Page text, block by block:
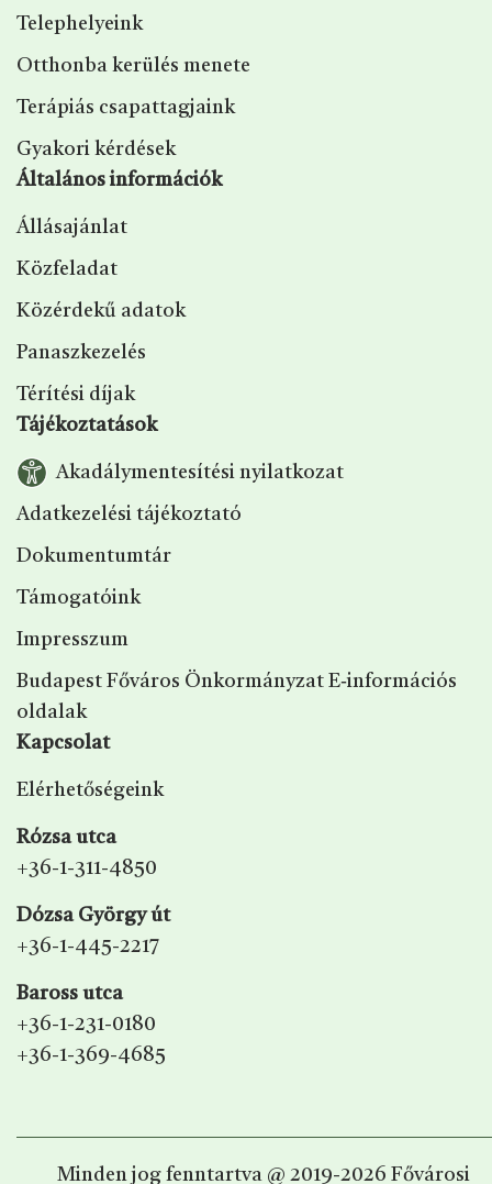
Telephelyeink
Otthonba kerülés menete
Terápiás csapattagjaink
Gyakori kérdések
Általános információk
Állásajánlat
Közfeladat
Közérdekű adatok
Panaszkezelés
Térítési díjak
Tájékoztatások
Akadálymentesítési nyilatkozat
Adatkezelési tájékoztató
Dokumentumtár
Támogatóink
Impresszum
Budapest Főváros Önkormányzat E‑információs
oldalak
Kapcsolat
Elérhetőségeink
Rózsa utca
+36-1-311-4850
Dózsa György út
+36-1-445-2217
Baross utca
+36-1-231-0180
+36-1-369-4685
Minden jog fenntartva @ 2019-2026 Fővárosi